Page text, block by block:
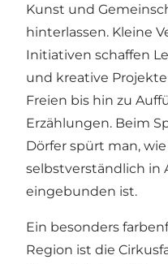
Kunst und
hinterlassen. Kleine
Initiativen schaffen
und kreative
Freien bis hin zu
Erzählungen. Beim
Dörfer spürt man,
selbstverständlich in
eingebunden ist.
Ein besonders
Region ist die